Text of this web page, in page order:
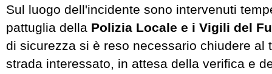
Sul luogo dell'incidente sono intervenuti
pattuglia della Polizia Locale e i Vigili del
di sicurezza si è reso necessario chiudere al
strada interessato, in attesa della verifica e